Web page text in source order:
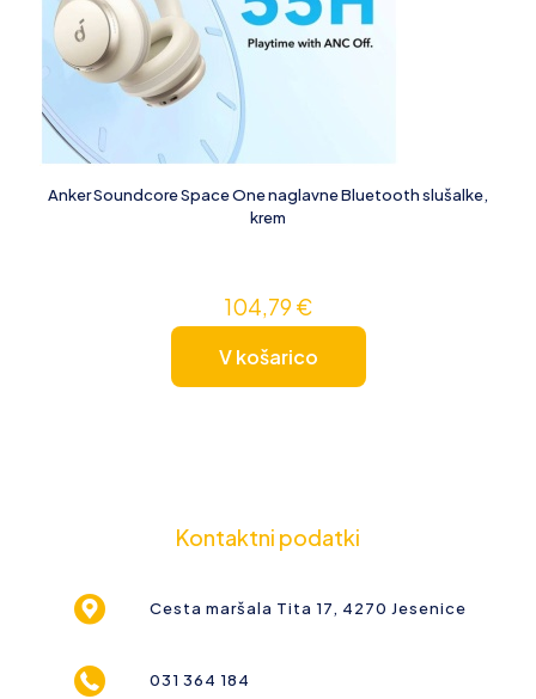
Anker Soundcore Space One naglavne Bluetooth slušalke,
krem
104,79€
V košarico
Kontaktni podatki
Cesta maršala Tita 17, 4270 Jesenice
031 364 184